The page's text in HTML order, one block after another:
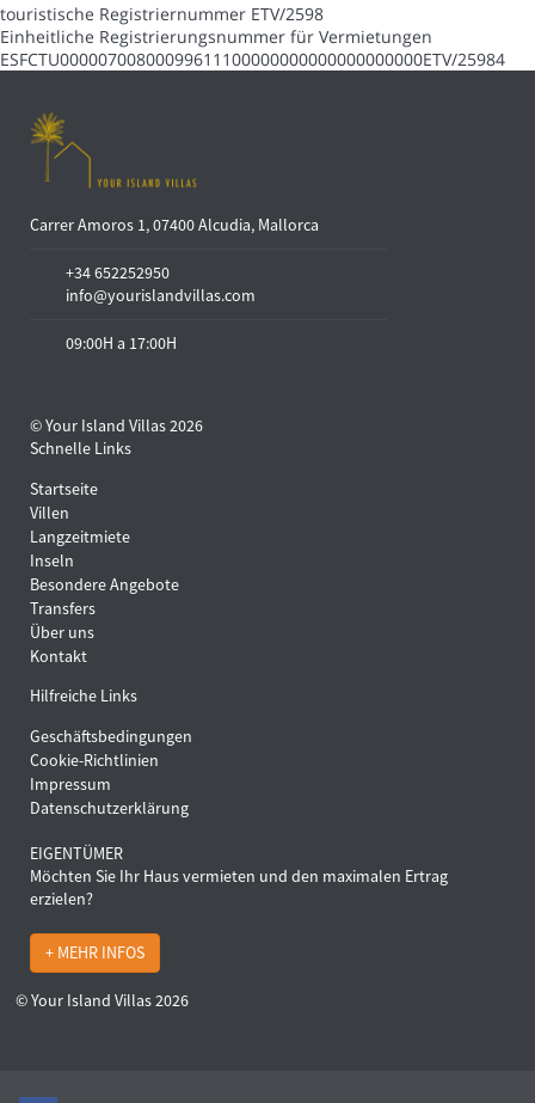
touristische Registriernummer ETV/2598
Einheitliche Registrierungsnummer für Vermietungen
ESFCTU00000700800099611100000000000000000000ETV/25984
Carrer Amoros 1, 07400 Alcudia, Mallorca
+34 652252950
info@yourislandvillas.com
09:00H a 17:00H
© Your Island Villas 2026
Schnelle Links
Startseite
Villen
Langzeitmiete
Inseln
Besondere Angebote
Transfers
Über uns
Kontakt
Hilfreiche Links
Geschäftsbedingungen
Cookie-Richtlinien
Impressum
Datenschutzerklärung
EIGENTÜMER
Möchten Sie Ihr Haus vermieten und den maximalen Ertrag
erzielen?
+ MEHR INFOS
© Your Island Villas 2026